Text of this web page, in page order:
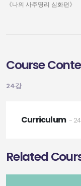
《나의 사주명리 심화편》
Course
24강
Curriculum -
Related